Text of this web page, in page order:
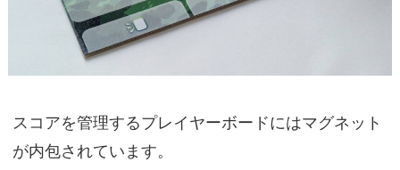
スコアを管理するプレイヤーボードにはマグネット
が内包されています。